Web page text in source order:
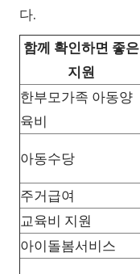
다.
함께 확인하면 좋은
지원
한부모가족 아동양
육비
아동수당
주거급여
교육비 지원
아이돌봄서비스